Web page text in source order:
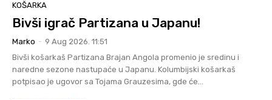
KOŠARKA
Bivši igrač Partizana u Japanu!
Marko - 9 Aug 2026. 11:51
Bivši košarkaš Partizana Brajan Angola promenio je sredinu i
naredne sezone nastupaće u Japanu. Kolumbijski košarkaš
potpisao je ugovor sa Tojama Grauzesima, gde će...